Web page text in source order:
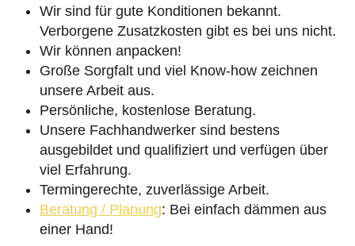
Wir sind für gute Konditionen bekannt.
Verborgene Zusatzkosten gibt es bei uns nicht.
Wir können anpacken!
Große Sorgfalt und viel Know-how zeichnen
unsere Arbeit aus.
Persönliche, kostenlose Beratung.
Unsere Fachhandwerker sind bestens
ausgebildet und qualifiziert und verfügen über
viel Erfahrung.
Termingerechte, zuverlässige Arbeit.
Beratung / Planung: Bei einfach dämmen aus
einer Hand!